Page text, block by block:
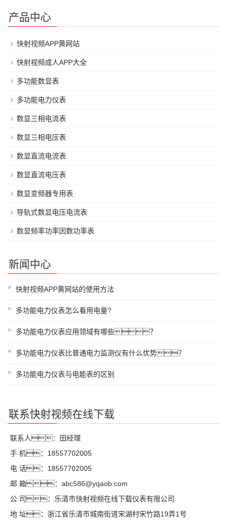
产品中心
快射视频APP黄网站
快射视频成人APP大全
多功能数显表
多功能电力仪表
数显三相电流表
数显三相电压表
数显直流电流表
数显直流电压表
数显变频器专用表
导轨式数显电压电流表
数显频率功率因数功率表
新闻中心
快射视频APP黄网站的使用方法
多功能电力仪表怎么看用电量?
多功能电力仪表应用领域有哪些？
多功能电力仪表比普通电力监测仪有什么优势？
多功能电力仪表与电能表的区别
联系快射视频在线下载
联系人：田经理
手 机：18557702005
电 话：18557702005
邮 箱：abc586@yqaob.com
公 司：乐清市快射视频在线下载仪表有限公司
地 址：浙江省乐清市城南街道宋湖村宋竹路19弄1号